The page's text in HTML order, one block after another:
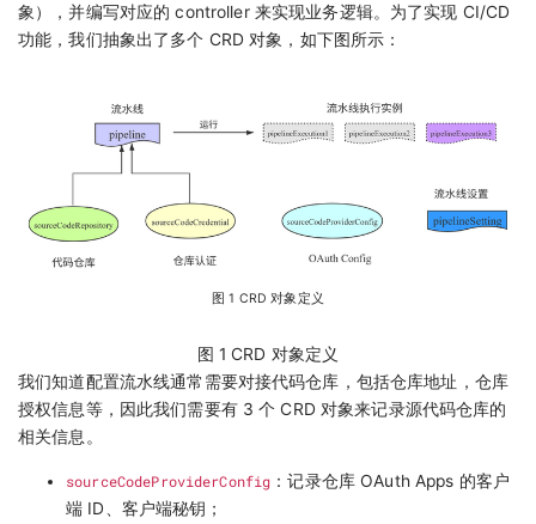
象），并编写对应的 controller 来实现业务逻辑。为了实现 CI/CD
功能，我们抽象出了多个 CRD 对象，如下图所示：
图 1 CRD 对象定义
图 1 CRD 对象定义
我们知道配置流水线通常需要对接代码仓库，包括仓库地址，仓库
授权信息等，因此我们需要有 3 个 CRD 对象来记录源代码仓库的
相关信息。
sourceCodeProviderConfig ：记录仓库 OAuth Apps 的客户
端 ID、客户端秘钥；